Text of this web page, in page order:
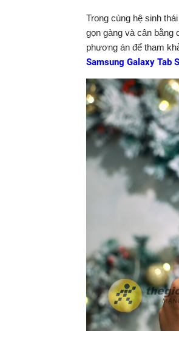
Trong cùng hệ sinh
gọn gàng và cân bằng
phương án để tham
Samsung Galaxy Tab